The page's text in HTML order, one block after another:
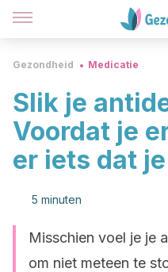
Gezondheid Medicatie
Slik je
Voordat je
er iets dat
5 minuten
Misschien voel je je
om niet meteen te